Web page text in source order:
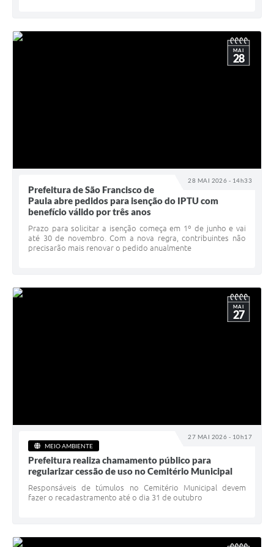
28 MAI 2026 - 14h33
MAI
28
Prefeitura de São Francisco de
Paula abre pedidos para isenção do IPTU com
benefício válido por três anos
Prazo para solicitar a isenção começa em 1º de junho e vai
até 30 de novembro. Com a nova regra, contribuintes não
precisarão mais renovar o pedido anualmente
27 MAI 2026 - 10h17
MAI
27
MEIO AMBIENTE
Prefeitura realiza chamamento público para
regularizar cessão de uso no Cemitério Municipal
Responsáveis de túmulos no Cemitério Municipal devem
fazer o recadastramento até o dia 31 de outubro